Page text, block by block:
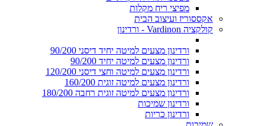
מפיצי ריח מקלות
אקססוריז ועיצוב הבית
קולקציה Vardinon - ורדינון
ורדינון מצעים למיטה יחיד דיסני 90/200
ורדינון מצעים למיטה יחיד 90/200
ורדינון מצעים למיטה וחצי דיסני 120/200
ורדינון מצעים למיטה זוגית 160/200
ורדינון מצעים למיטה זוגית רחבה 180/200
ורדינון שמיכות
ורדינון כריות